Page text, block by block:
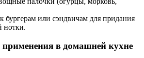
бургерам или сэндвичам для придания
нотки.
в домашней кухне